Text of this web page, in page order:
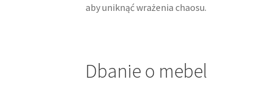
aby uniknąć wrażenia chaosu.
Dbanie o mebel